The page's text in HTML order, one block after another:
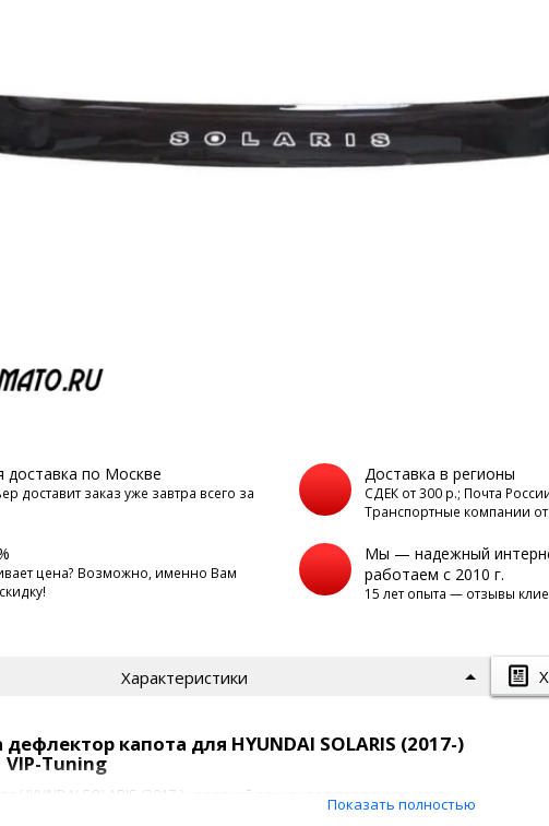
доставка по Москве
доставит заказ уже завтра всего за
Доставка в регионы
СДЕК от 300 р.; Почта
Транспортные компании от
цена? Возможно, именно Вам
Мы — надежный
работаем с 2010 г.
15 лет опыта — отзывы
Характеристики
капота для HYUNDAI SOLARIS (2017-)
Tuning
HYUNDAI SOLARIS (2017-) короткий защищает переднюю часть
Показать полностью